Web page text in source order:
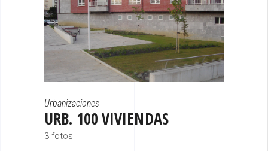
Urbanizaciones
URB. 100 VIVIENDAS
3 fotos